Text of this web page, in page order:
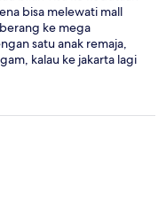
bisa melewati mall
ke mega
satu anak remaja,
kalau ke jakarta lagi